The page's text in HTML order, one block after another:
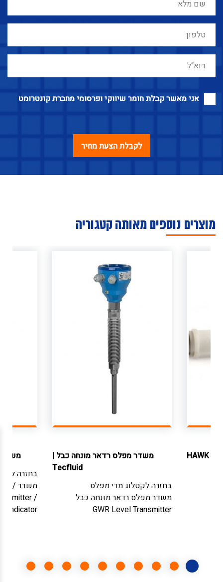
אני מאשר קבלת חומר שיווקי ופרסומי מחברת קונטרומט
מוצרים נוספים מאותה קטגוריה
|
HAWK
משדר מפלס רדאר מונחה כבל |
Tecfluid
בחזרה לקטלוגמדי מפלס
משדר מפלס רדאר מונחה כבל
GWR Level Transmitter
בחזרה
משדר /
/
Indicator